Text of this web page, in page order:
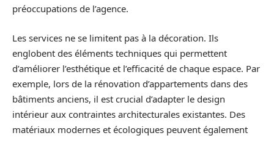
préoccupations de l’agence.
Les services ne se limitent pas à la décoration. Ils
englobent des éléments techniques qui permettent
d’améliorer l’esthétique et l’efficacité de chaque espace. Par
exemple, lors de la rénovation d’appartements dans des
bâtiments anciens, il est crucial d’adapter le design
intérieur aux contraintes architecturales existantes. Des
matériaux modernes et écologiques peuvent également